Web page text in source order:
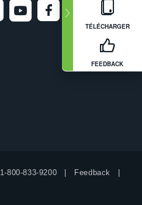
TÉLÉCHARGER
FEEDBACK
1-800-833-9200 Feedback